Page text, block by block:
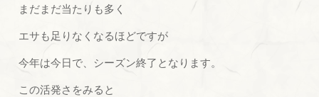
まだまだ当たりも多く
エサも足りなくなるほどですが
今年は今日で、シーズン終了となります。
この活発さをみると